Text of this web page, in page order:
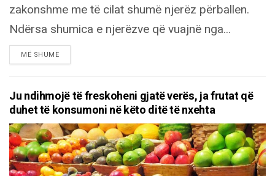
zakonshme me të cilat shumë njerëz përballen.
Ndërsa shumica e njerëzve që vuajnë nga...
MË SHUMËDETAILS
Ju ndihmojë të freskoheni gjatë verës, ja frutat që
duhet të konsumoni në këto ditë të nxehta